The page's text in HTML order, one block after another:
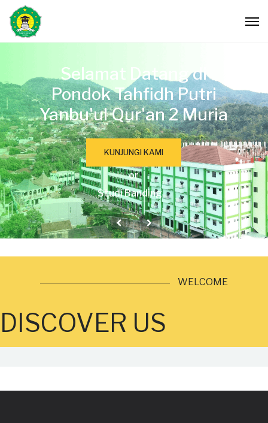
Selamat Datang di
Pondok Tahfidh Putri
Yanbu'ul Qur'an 2 Muria
Studi Banding
KUNJUNGI KAMI
or
WELCOME
DISCOVER US